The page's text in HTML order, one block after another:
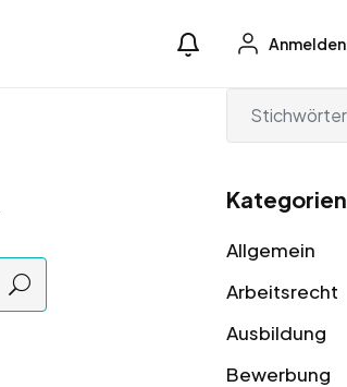
Anmelden
Kategorien
Allgemein
Arbeitsrecht
Ausbildung
Bewerbung